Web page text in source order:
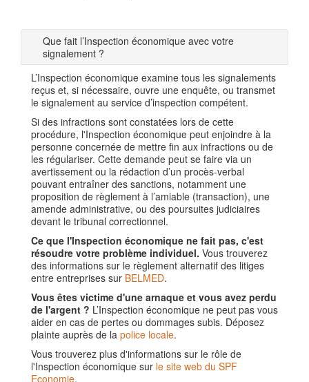
Que fait l’Inspection économique avec votre
signalement ?
L’Inspection économique examine tous les signalements
reçus et, si nécessaire, ouvre une enquête, ou transmet
le signalement au service d’inspection compétent.
Si des infractions sont constatées lors de cette
procédure, l'Inspection économique peut enjoindre à la
personne concernée de mettre fin aux infractions ou de
les régulariser. Cette demande peut se faire via un
avertissement ou la rédaction d’un procès-verbal
pouvant entraîner des sanctions, notamment une
proposition de règlement à l’amiable (transaction), une
amende administrative, ou des poursuites judiciaires
devant le tribunal correctionnel.
Ce que l'Inspection économique ne fait pas, c'est
résoudre votre problème individuel. Vous trouverez
des informations sur le règlement alternatif des litiges
entre entreprises sur BELMED.
Vous êtes victime d'une arnaque et vous avez perdu
de l'argent ? L’Inspection économique ne peut pas vous
aider en cas de pertes ou dommages subis. Déposez
plainte auprès de la police locale.
Vous trouverez plus d'informations sur le rôle de
l'Inspection économique sur le site web du SPF
Economie.